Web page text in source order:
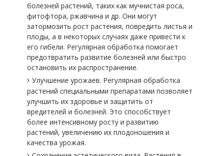
болезней растений, таких как мучнистая роса,
фитофтора, ржавчина и др. Они могут
затормозить рост растения, повредить листья и
плоды, а в некоторых случаях даже привести к
его гибели. Регулярная обработка помогает
предотвратить развитие болезней или быстро
остановить их распространение.
Улучшение урожаев. Регулярная обработка
растений специальными препаратами позволяет
улучшить их здоровье и защитить от
вредителей и болезней. Это способствует
более интенсивному росту и развитию
растений, увеличению их плодоношения и
качества урожая.